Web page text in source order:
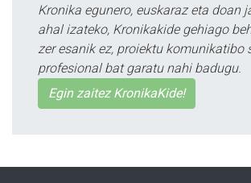
Kronika egunero, euskaraz eta doan
ahal izateko, Kronikakide gehiago
zer esanik ez, proiektu komunikatibo
profesional bat garatu nahi badugu.
Egin zaitez KronikaKide!